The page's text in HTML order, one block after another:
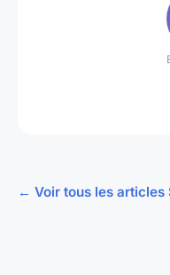
← Voir tous les articles